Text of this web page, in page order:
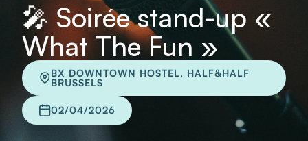
🎤 Soirée stand-up «
What The Fun »
BX DOWNTOWN HOSTEL, HALF&HALF
BRUSSELS
02/04/2026